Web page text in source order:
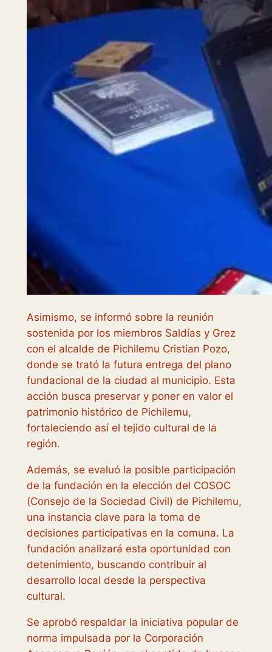
Asimismo, se informó sobre la reunión
sostenida por los miembros Saldías y Grez
con el alcalde de Pichilemu Cristian Pozo,
donde se trató la futura entrega del plano
fundacional de la ciudad al municipio. Esta
acción busca preservar y poner en valor el
patrimonio histórico de Pichilemu,
fortaleciendo así el tejido cultural de la
región.
Además, se evaluó la posible participación
de la fundación en la elección del COSOC
(Consejo de la Sociedad Civil) de Pichilemu,
una instancia clave para la toma de
decisiones participativas en la comuna. La
fundación analizará esta oportunidad con
detenimiento, buscando contribuir al
desarrollo local desde la perspectiva
cultural.
Se aprobó respaldar la iniciativa popular de
norma impulsada por la Corporación